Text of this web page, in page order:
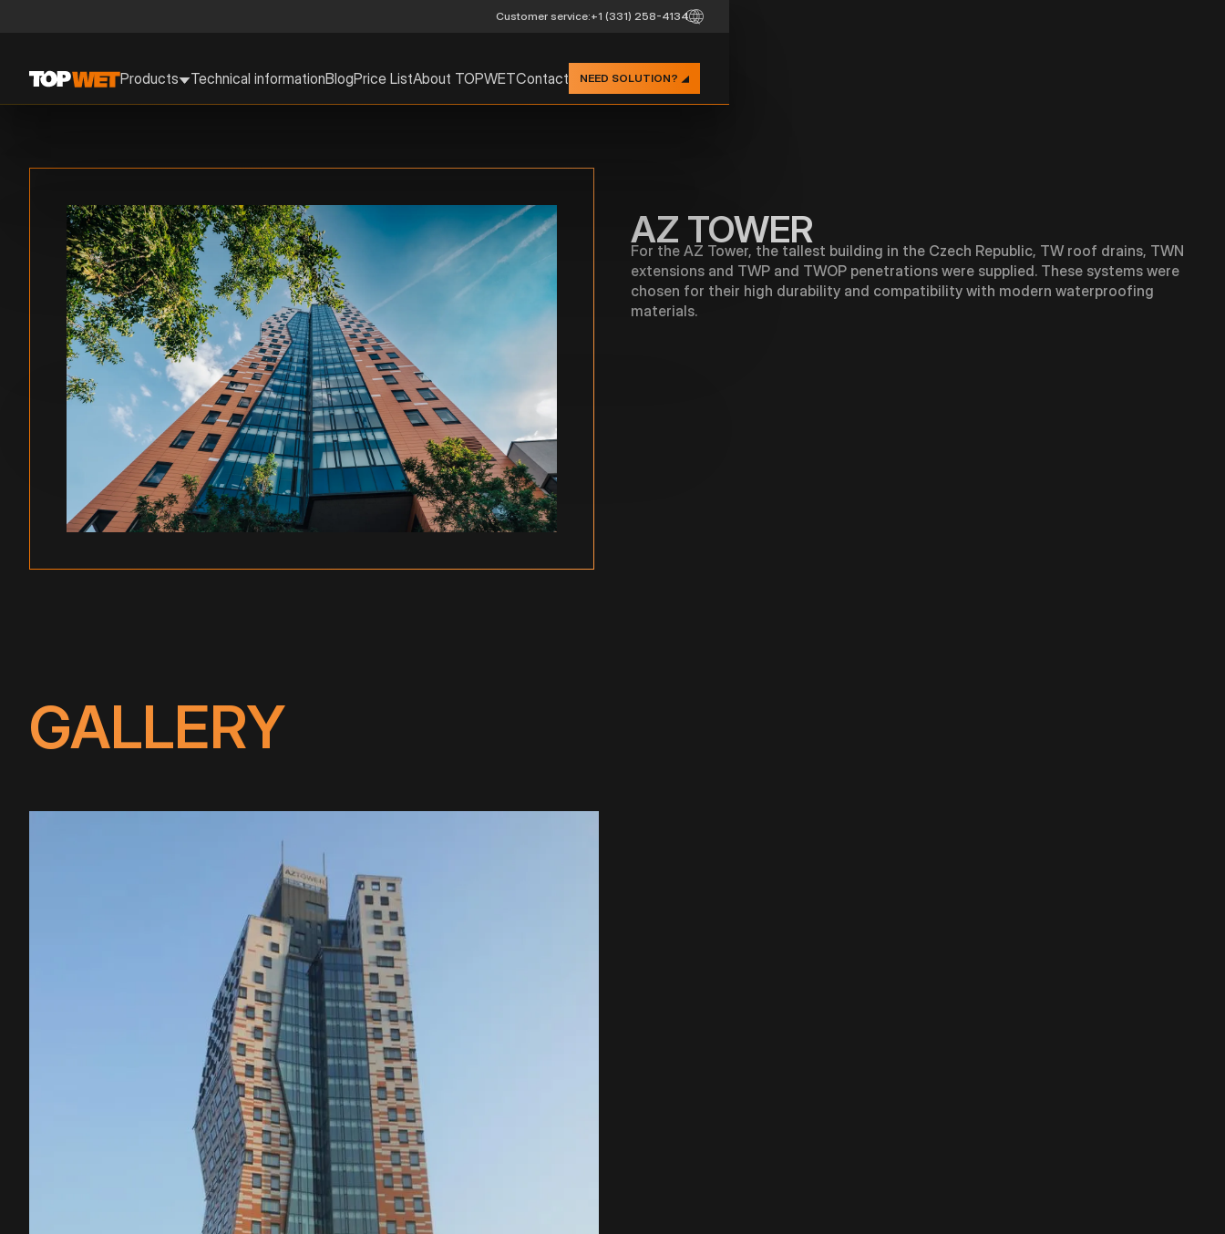
Customer service:+1 (331) 258-4134
Products Technical informationBlogPrice ListAbout TOPWETContact NEED SOLUTION?
AZ TOWER
For the AZ Tower, the tallest building in the Czech Republic, TW roof drains, TWN
extensions and TWP and TWOP penetrations were supplied. These systems were
chosen for their high durability and compatibility with modern waterproofing
materials.
GALLERY